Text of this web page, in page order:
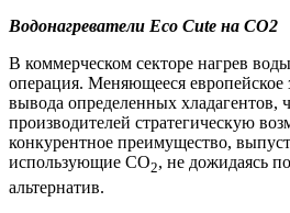
Водонагреватели Eco Cute на CO2
В коммерческом секторе нагрев
операция. Меняющееся европейское
вывода определенных хладагентов,
производителей стратегическую
конкурентное преимущество,
использующие CO2, не дожидаясь
альтернатив.